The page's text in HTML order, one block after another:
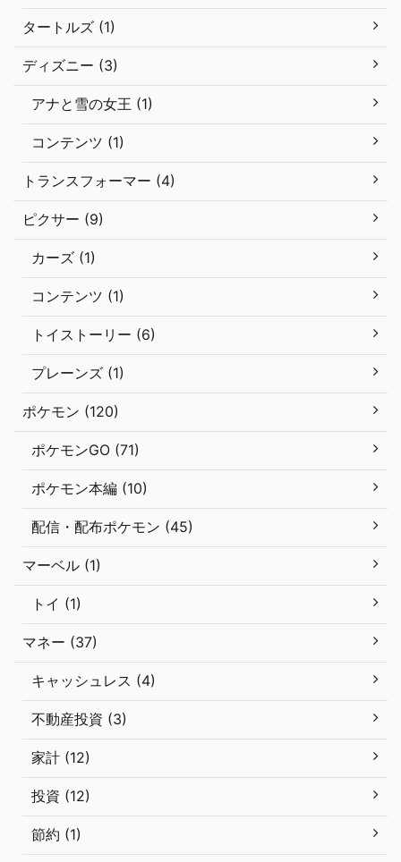
タートルズ (1)
ディズニー (3)
アナと雪の女王 (1)
コンテンツ (1)
トランスフォーマー (4)
ピクサー (9)
カーズ (1)
コンテンツ (1)
トイストーリー (6)
プレーンズ (1)
ポケモン (120)
ポケモンGO (71)
ポケモン本編 (10)
配信・配布ポケモン (45)
マーベル (1)
トイ (1)
マネー (37)
キャッシュレス (4)
不動産投資 (3)
家計 (12)
投資 (12)
節約 (1)